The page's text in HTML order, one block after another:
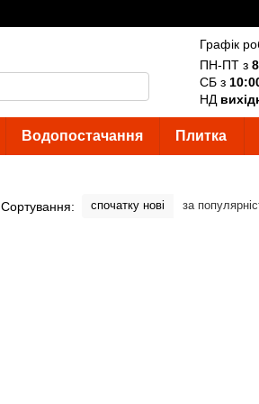
Графік
ПН-ПТ з
СБ з
НД
Водопостачання Плитка
Сортування: спочатку нові за